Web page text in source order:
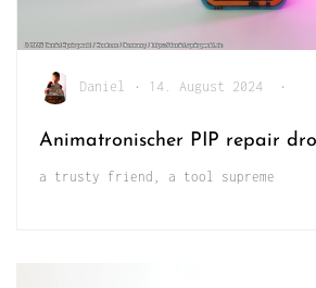
Daniel • 14. August 2024 •
Animatronischer PIP repair
a trusty friend, a tool supreme